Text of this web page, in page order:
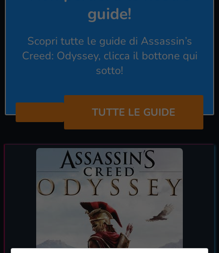
guide!
Scopri tutte le guide di Assassin’s
Creed: Odyssey, clicca il bottone qui
sotto!
TUTTE LE GUIDE